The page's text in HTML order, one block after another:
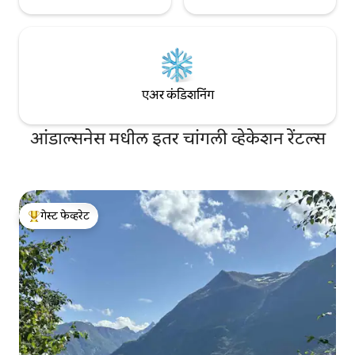
एअर कंडिशनिंग
आंडाल्सनेस मधील इतर चांगली व्हेकेशन रेंटल्स
टॉप गेस्ट फेव्हरेट
गेस्ट फेव्हरेट